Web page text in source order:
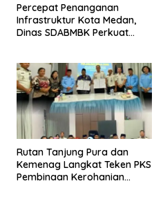
Percepat Penanganan
Infrastruktur Kota Medan,
Dinas SDABMBK Perkuat
Rutan Tanjung Pura dan
Kemenag Langkat Teken PKS
Pembinaan Kerohanian